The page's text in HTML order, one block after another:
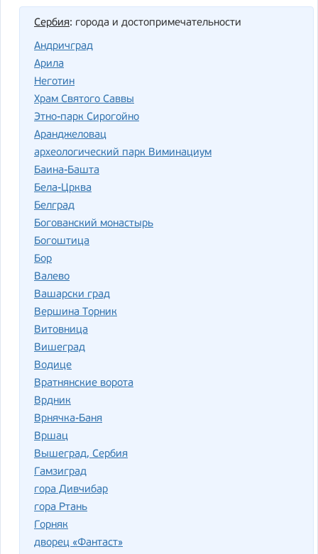
Сербия: города и достопримечательности
Андричград
Арила
Неготин
Храм Святого Саввы
Этно-парк Сирогойно
Аранджеловац
археологический парк Виминациум
Баина-Башта
Бела-Црква
Белград
Богованский монастырь
Богоштица
Бор
Валево
Вашарски град
Вершина Торник
Витовница
Вишеград
Водице
Вратнянские ворота
Врдник
Врнячка-Баня
Вршац
Вышеград, Сербия
Гамзиград
гора Дивчибар
гора Ртань
Горняк
дворец «Фантаст»